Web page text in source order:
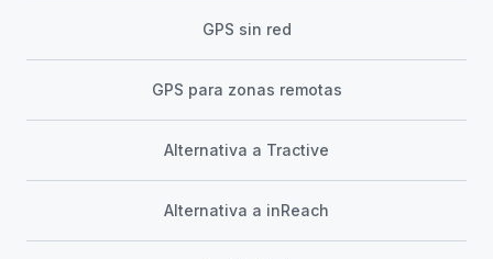
GPS sin red
GPS para zonas remotas
Alternativa a Tractive
Alternativa a inReach